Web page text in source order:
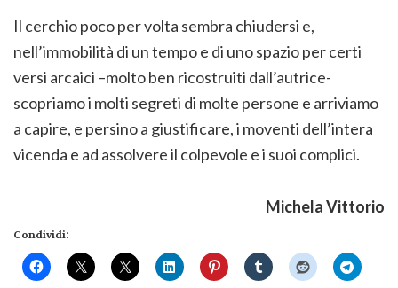
Il cerchio poco per volta sembra chiudersi e,
nell’immobilità di un tempo e di uno spazio per certi
versi arcaici –molto ben ricostruiti dall’autrice-
scopriamo i molti segreti di molte persone e arriviamo
a capire, e persino a giustificare, i moventi dell’intera
vicenda e ad assolvere il colpevole e i suoi complici.
Michela Vittorio
Condividi: